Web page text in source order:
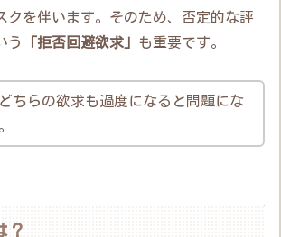
クを伴います。そのため、否定的な評
う
「拒否回避欲求」 も重要です。
ちらの欲求も過度になると問題にな
？